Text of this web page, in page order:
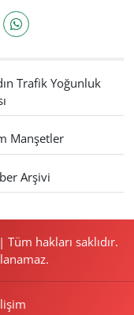
Trafik Yoğunluk
Manşetler
Arşivi
hakları saklıdır.